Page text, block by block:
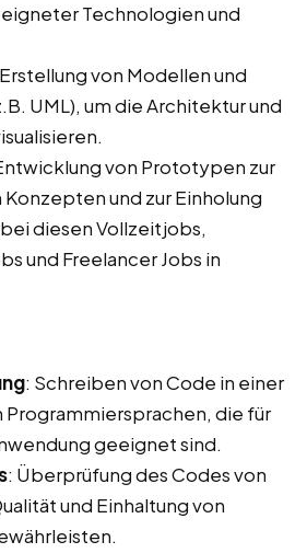
Technologien und
von Modellen und
UML), um die Architektur und
von Prototypen zur
Konzepten und zur Einholung
diesen Vollzeitjobs,
und Freelancer Jobs in
: Schreiben von Code in einer
die für
geeignet sind.
: Überprüfung des Codes von
und Einhaltung von